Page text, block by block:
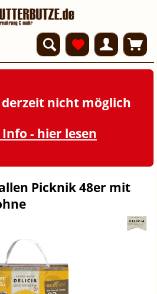
nicht möglich
- hier lesen
Picknik 48er mit